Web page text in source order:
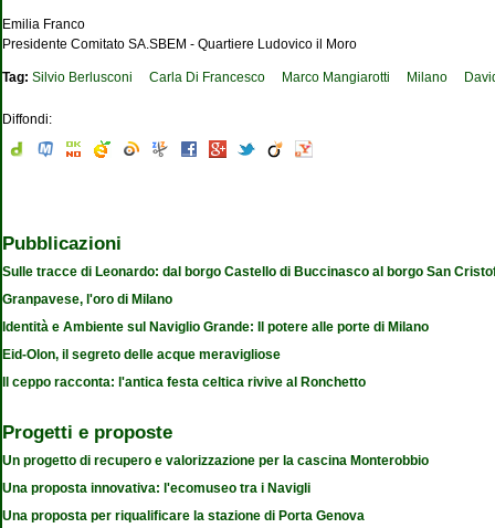
Emilia Franco
Presidente Comitato SA.SBEM - Quartiere Ludovico il Moro
Tag: Silvio Berlusconi Carla Di Francesco Marco Mangiarotti Milano
Diffondi:
Pubblicazioni
Sulle tracce di Leonardo: dal borgo Castello di Buccinasco al borgo San
Granpavese, l'oro di Milano
Identità e Ambiente sul Naviglio Grande: Il potere alle porte di Milano
Eid-Olon, il segreto delle acque meravigliose
Il ceppo racconta: l'antica festa celtica rivive al Ronchetto
Progetti e proposte
Un progetto di recupero e valorizzazione per la cascina Monterobbio
Una proposta innovativa: l'ecomuseo tra i Navigli
Una proposta per riqualificare la stazione di Porta Genova